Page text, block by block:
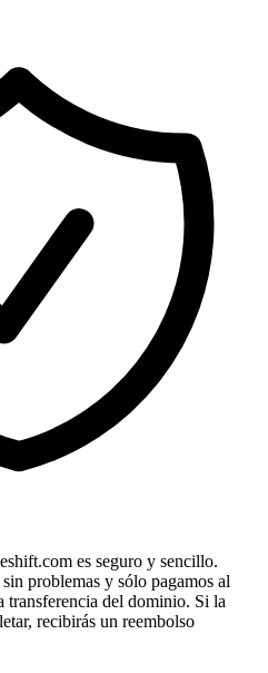
es seguro y sencillo.
problemas y sólo pagamos al
transferencia del dominio. Si la
recibirás un reembolso